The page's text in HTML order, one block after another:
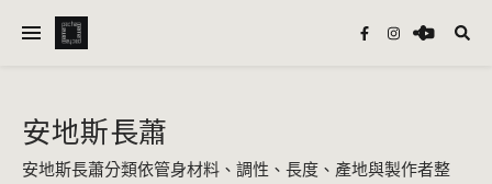
安地斯長蕭
安地斯長蕭分類依管身材料、調性、長度、產地與製作者整